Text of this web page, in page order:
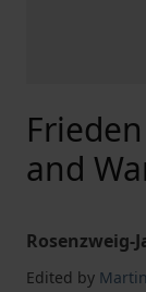
and
Rosenzweig-
Edited by